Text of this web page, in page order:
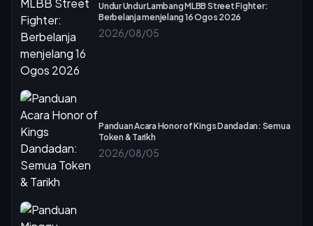
Undur Undur Lambang MLBB Street Fighter:
Berbelanja menjelang 16 Ogos 2026
2026/08/05
Panduan Acara Honor of Kings Dandadan: Semua
Token & Tarikh
2026/08/05